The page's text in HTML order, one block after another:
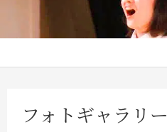
フォトギャラリー